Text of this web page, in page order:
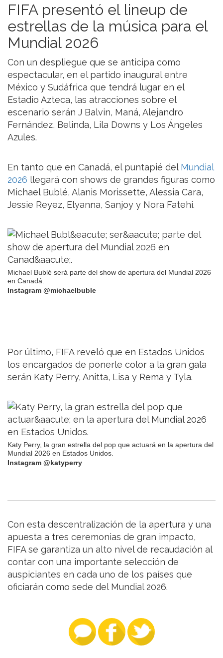
FIFA presentó el lineup de
estrellas de la música para el
Mundial 2026
Con un despliegue que se anticipa como
espectacular, en el partido inaugural entre
México y Sudáfrica que tendrá lugar en el
Estadio Azteca, las atracciones sobre el
escenario serán J Balvin, Maná, Alejandro
Fernández, Belinda, Lila Downs y Los Ángeles
Azules.
En tanto que en Canadá, el puntapié del Mundial
2026 llegará con shows de grandes figuras como
Michael Bublé, Alanis Morissette, Alessia Cara,
Jessie Reyez, Elyanna, Sanjoy y Nora Fatehi.
Michael Bublé será parte del show de apertura del Mundial 2026
en Canadá.
Instagram @michaelbuble
Por último, FIFA reveló que en Estados Unidos
los encargados de ponerle color a la gran gala
serán Katy Perry, Anitta, Lisa y Rema y Tyla.
Katy Perry, la gran estrella del pop que actuará en la apertura del
Mundial 2026 en Estados Unidos.
Instagram @katyperry
Con esta descentralización de la apertura y una
apuesta a tres ceremonias de gran impacto,
FIFA se garantiza un alto nivel de recaudación al
contar con una importante selección de
auspiciantes en cada uno de los países que
oficiarán como sede del Mundial 2026.